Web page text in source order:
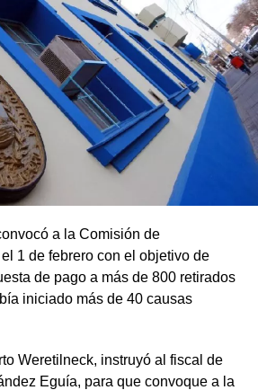
a la Comisión de
1 de febrero con el objetivo de
de pago a más de 800 retirados
iniciado más de 40 causas
Weretilneck, instruyó al fiscal de
Eguía, para que convoque a la